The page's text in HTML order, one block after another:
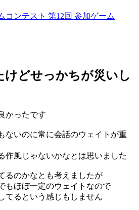
コンテスト 第12回 参加ゲーム
けどせっかちが災いし
かったです
ないのに常に会話のウェイトが重
作風じゃないかなとは思いました
るのかなとも考えましたが
もほぼ一定のウェイトなので
てるという感じもしません